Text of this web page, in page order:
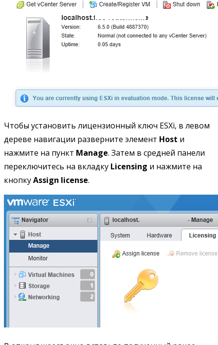
Чтобы установить лицензионный ключ ESXi, в левом
дереве навигации разверните элемент Host и
нажмите на пункт Manage. Затем в средней панели
переключитесь на вкладку Licensing и нажмите на
кнопкуAssign license.